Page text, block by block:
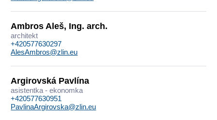
Ambros Aleš, Ing. arch.
architekt
+420577630297
AlesAmbros@zlin.eu
Argirovská Pavlína
asistentka - ekonomka
+420577630951
PavlinaArgirovska@zlin.eu